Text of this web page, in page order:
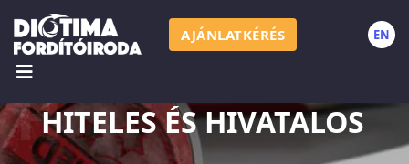
AJÁNLATKÉRÉS EN
HHITELES ÉS HIVATALOS